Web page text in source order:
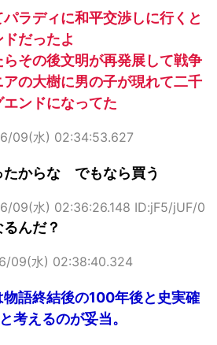
ラディに和平交渉しに行くと
だったよ
その後文明が再発展して戦争
の大樹に男の子が現れて二千
ンドになってた
09(水) 02:34:53.627
たからな でもなら買う
09(水) 02:36:26.148 ID:jF5/jUF/0
んだ？
09(水) 02:38:40.324
物語終結後の100年後と史実確
考えるのが妥当。